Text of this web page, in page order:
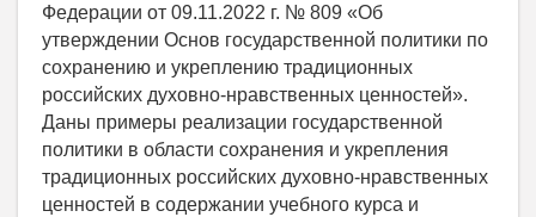
Федерации от 09.11.2022 г. № 809 «Об
утверждении Основ государственной политики по
сохранению и укреплению традиционных
российских духовно-нравственных ценностей».
Даны примеры реализации государственной
политики в области сохранения и укрепления
традиционных российских духовно-нравственных
ценностей в содержании учебного курса и